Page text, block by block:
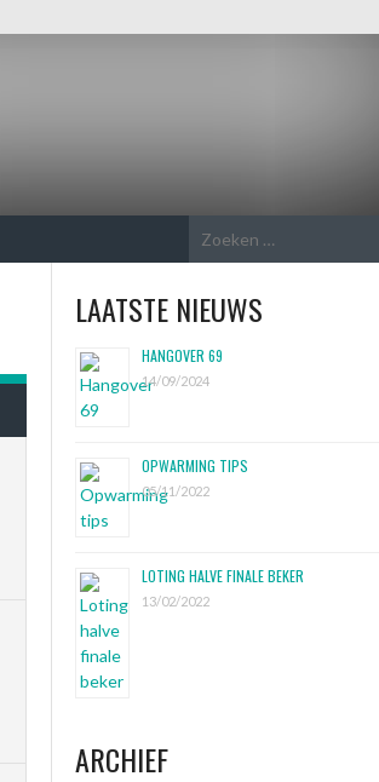
LAATSTE NIEUWS
HANGOVER 69
14/09/2024
OPWARMING TIPS
05/11/2022
LOTING HALVE FINALE BEKER
13/02/2022
ARCHIEF